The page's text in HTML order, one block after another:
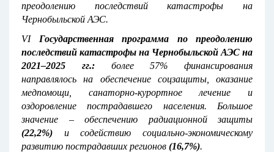
преодолению последствий катастрофы на
Чернобыльской АЭС.
VI
Государственная программа по преодолению
последствий катастрофы на Чернобыльской АЭС на
2021–2025 гг.: более 57% финансирования
направлялось на обеспечение соцзащиты, оказание
медпомощи, санаторно-курортное лечение и
оздоровление пострадавшего населения. Большое
значение – обеспечению радиационной защиты
(22,2%) и содействию социально-экономическому
развитию пострадавших регионов (16,7%).